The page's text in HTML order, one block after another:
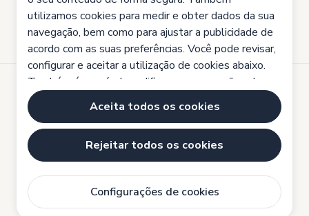
Desenvolvido por
Aviso legal
Política de cookies
Configurações de cookies
utilizamos cookies para medir e obter dados da sua
navegação, bem como para ajustar a publicidade de
acordo com as suas preferências. Você pode revisar,
configurar e aceitar a utilização de cookies abaixo.
Também é possível modificar as suas opções de
permissão a qualquer momento, acessando nossa
Política de Cookies e maiores informações clicando
https://tecnovia.pt/declaracao-de-privacidade-de-
dados/
Aceita todos os cookies
Rejeitar todos os cookies
Configurações de cookies